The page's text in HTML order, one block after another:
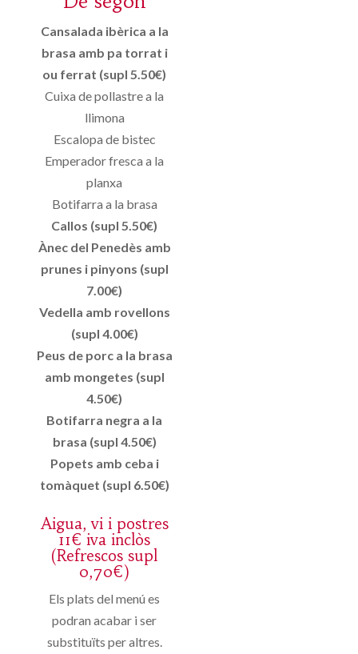
Cansalada ibèrica a la
brasa amb pa torrat i
ou ferrat (supl 5.50€)
Cuixa de pollastre a la
llimona
Escalopa de bistec
Emperador fresca a la
planxa
Botifarra a la brasa
Callos (supl 5.50€)
Ànec del Penedès amb
prunes i pinyons (supl
7.00€)
Vedella amb rovellons
(supl 4.00€)
Peus de porc a la brasa
amb mongetes (supl
4.50€)
Botifarra negra a la
brasa (supl 4.50€)
Popets amb ceba i
tomàquet (supl 6.50€)
Aigua, vi i postres
11€ iva inclòs
(Refrescos supl
0,70€)
Els plats del menú es
podran acabar i ser
substituïts per altres.